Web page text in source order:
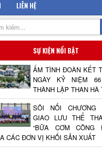
LIÊN HỆ
SỰ KIỆN NỔI BẬT
ẤM TÌNH ĐOÀN KẾT
NGÀY KỶ NIỆM
THÀNH LẬP THAN HÀ
SÔI NỔI CHƯƠNG
GIAO LƯU THỂ
“BỮA CƠM CÔNG
CÁC ĐƠN VỊ KHỐI SẢN XUẤT